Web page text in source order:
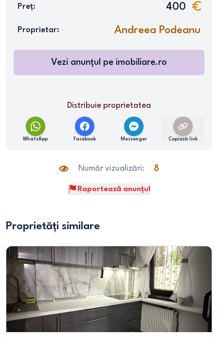
Preț: 400
Proprietar: Andreea Podeanu
Vezi anunțul pe imobiliare.ro
Distribuie proprietatea
WhatsApp Facebook Messenger Copiază link
Număr vizualizări: 8
Raportează anunțul
Proprietăți similare